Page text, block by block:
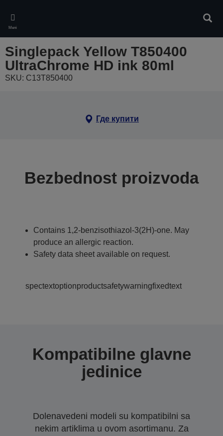
main
content
Meni
Singlepack Yellow T850400
UltraChrome HD ink 80ml
SKU: C13T850400
Где купити
Bezbednost proizvoda
Contains 1,2-benzisothiazol-3(2H)-one. May
produce an allergic reaction.
Safety data sheet available on request.
spectextoptionproductsafetywarningfixedtext
Kompatibilne glavne
jedinice
Dolenavedeni modeli su kompatibilni sa
nekim artiklima u ovom asortimanu. Za